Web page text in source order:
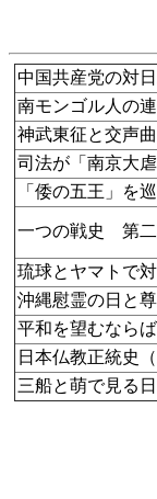
中国共産党の対
南モンゴル人の
神武東征と交声
司法が「南京大
「倭の五王」を
一つの戦史 第
琉球とヤマトで
沖縄慰霊の日と
平和を望むなら
日本仏教正統史（
三船と萌で見る